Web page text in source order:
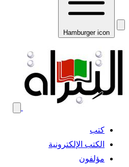
Hamburger icon
كتب
الكتب الإلكترونية
مؤلفون